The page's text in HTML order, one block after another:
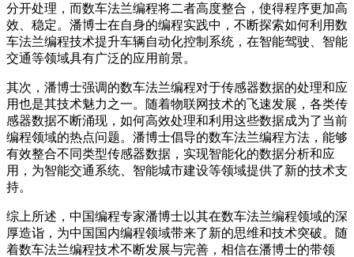
分开处理，而数车法兰编程将二者高度整合，使得程序更加高
效、稳定。潘博士在自身的编程实践中，不断探索如何利用数
车法兰编程技术提升车辆自动化控制系统，在智能驾驶、智能
交通等领域具有广泛的应用前景。
其次，潘博士强调的数车法兰编程对于传感器数据的处理和应
用也是其技术魅力之一。随着物联网技术的飞速发展，各类传
感器数据不断涌现，如何高效处理和利用这些数据成为了当前
编程领域的热点问题。潘博士倡导的数车法兰编程方法，能够
有效整合不同类型传感器数据，实现智能化的数据分析和应
用，为智能交通系统、智能城市建设等领域提供了新的技术支
持。
综上所述，中国编程专家潘博士以其在数车法兰编程领域的深
厚造诣，为中国国内编程领域带来了新的思维和技术突破。随
着数车法兰编程技术不断发展与完善，相信在潘博士的带领